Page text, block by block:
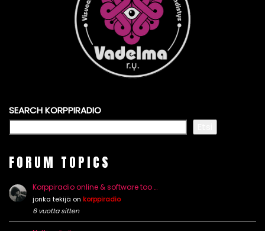
SEARCH KORPPIRADIO
FORUM TOPICS
Korppiradio online & software too …
jonka tekijä on korppiradio
6 vuotta sitten